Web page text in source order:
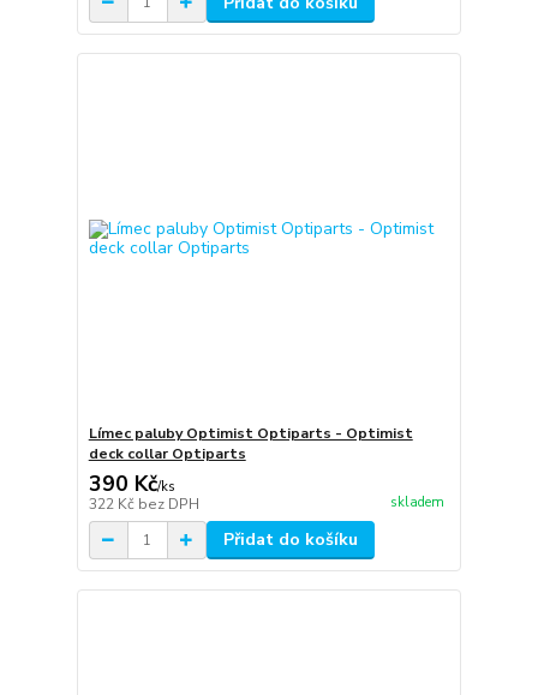
Límec paluby Optimist Optiparts - Optimist
deck collar Optiparts
390 Kč/ks
322 Kč bez DPH skladem
Přidat do košíku